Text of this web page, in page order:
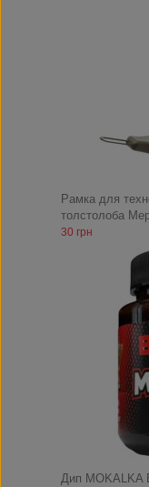
Рамка для
толстолоба
30 грн
Дип MOKALKA